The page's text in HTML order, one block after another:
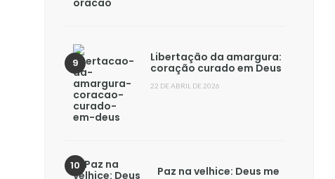
Libertação da amargura:
coração curado em Deus
22 DE ABRIL DE 2026
Paz na velhice: Deus me